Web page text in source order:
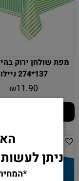
מפת שולחן ירוק
137*274 ניילון
₪11.90
ניתן